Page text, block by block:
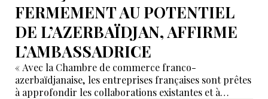
FERMEMENT AU POTENTIEL
DE L’AZERBAÏDJAN, AFFIRME
L’AMBASSADRICE
« Avec la Chambre de commerce franco-
azerbaïdjanaise, les entreprises françaises sont prêtes
à approfondir les collaborations existantes et à